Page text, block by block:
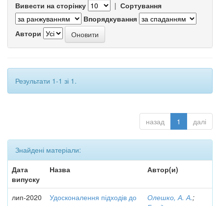
Вивести на сторінку | Сортування
Впорядкування
Автори
Результати 1-1 зі 1.
назад 1 далі
Знайдені матеріали:
Дата
випуску
Назва Автор(и)
лип-2020
Удосконалення підходів до
Олешко, А. А.;